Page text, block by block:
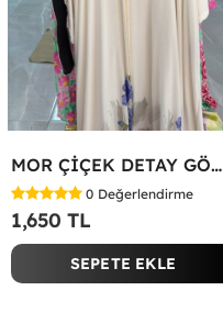
MOR ÇİÇEK DETAY GÖMLEK ELBİSE Beyaz
0 Değerlendirme
1,650 TL
SEPETE EKLE